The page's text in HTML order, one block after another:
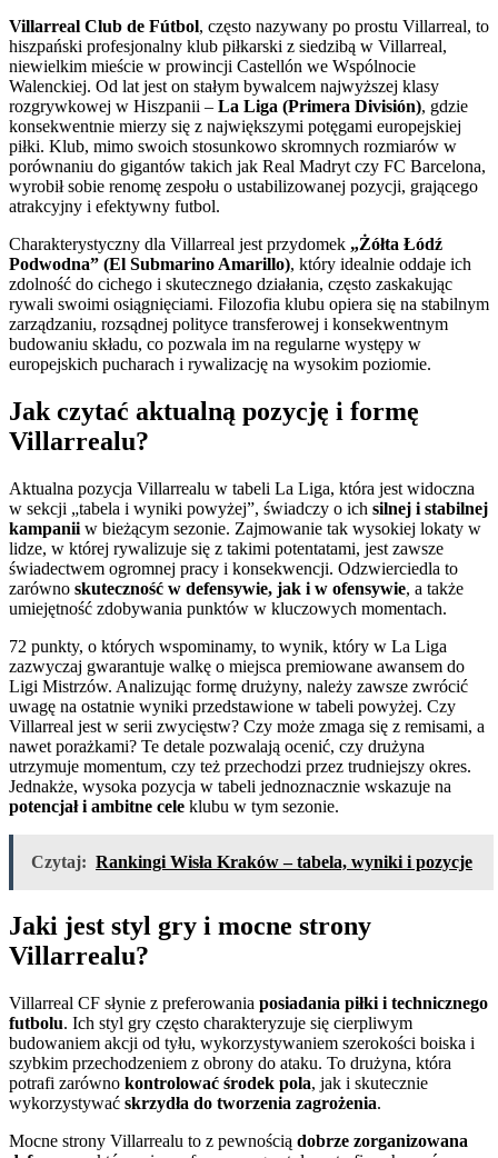
Villarreal Club de Fútbol, często nazywany po prostu Villarreal, to
hiszpański profesjonalny klub piłkarski z siedzibą w Villarreal,
niewielkim mieście w prowincji Castellón we Wspólnocie
Walenckiej. Od lat jest on stałym bywalcem najwyższej klasy
rozgrywkowej w Hiszpanii – La Liga (Primera División), gdzie
konsekwentnie mierzy się z największymi potęgami europejskiej
piłki. Klub, mimo swoich stosunkowo skromnych rozmiarów w
porównaniu do gigantów takich jak Real Madryt czy FC Barcelona,
wyrobił sobie renomę zespołu o ustabilizowanej pozycji, grającego
atrakcyjny i efektywny futbol.
Charakterystyczny dla Villarreal jest przydomek „Żółta Łódź
Podwodna” (El Submarino Amarillo), który idealnie oddaje ich
zdolność do cichego i skutecznego działania, często zaskakując
rywali swoimi osiągnięciami. Filozofia klubu opiera się na stabilnym
zarządzaniu, rozsądnej polityce transferowej i konsekwentnym
budowaniu składu, co pozwala im na regularne występy w
europejskich pucharach i rywalizację na wysokim poziomie.
Jak czytać aktualną pozycję i formę
Villarrealu?
Aktualna pozycja Villarrealu w tabeli La Liga, która jest widoczna
w sekcji „tabela i wyniki powyżej”, świadczy o ich silnej i stabilnej
kampanii w bieżącym sezonie. Zajmowanie tak wysokiej lokaty w
lidze, w której rywalizuje się z takimi potentatami, jest zawsze
świadectwem ogromnej pracy i konsekwencji. Odzwierciedla to
zarówno skuteczność w defensywie, jak i w ofensywie, a także
umiejętność zdobywania punktów w kluczowych momentach.
72 punkty, o których wspominamy, to wynik, który w La Liga
zazwyczaj gwarantuje walkę o miejsca premiowane awansem do
Ligi Mistrzów. Analizując formę drużyny, należy zawsze zwrócić
uwagę na ostatnie wyniki przedstawione w tabeli powyżej. Czy
Villarreal jest w serii zwycięstw? Czy może zmaga się z remisami, a
nawet porażkami? Te detale pozwalają ocenić, czy drużyna
utrzymuje momentum, czy też przechodzi przez trudniejszy okres.
Jednakże, wysoka pozycja w tabeli jednoznacznie wskazuje na
potencjał i ambitne cele klubu w tym sezonie.
Czytaj: Rankingi Wisła Kraków – tabela, wyniki i pozycje
Jaki jest styl gry i mocne strony
Villarrealu?
Villarreal CF słynie z preferowania posiadania piłki i technicznego
futbolu. Ich styl gry często charakteryzuje się cierpliwym
budowaniem akcji od tyłu, wykorzystywaniem szerokości boiska i
szybkim przechodzeniem z obrony do ataku. To drużyna, która
potrafi zarówno kontrolować środek pola, jak i skutecznie
wykorzystywać skrzydła do tworzenia zagrożenia.
Mocne strony Villarrealu to z pewnością dobrze zorganizowana